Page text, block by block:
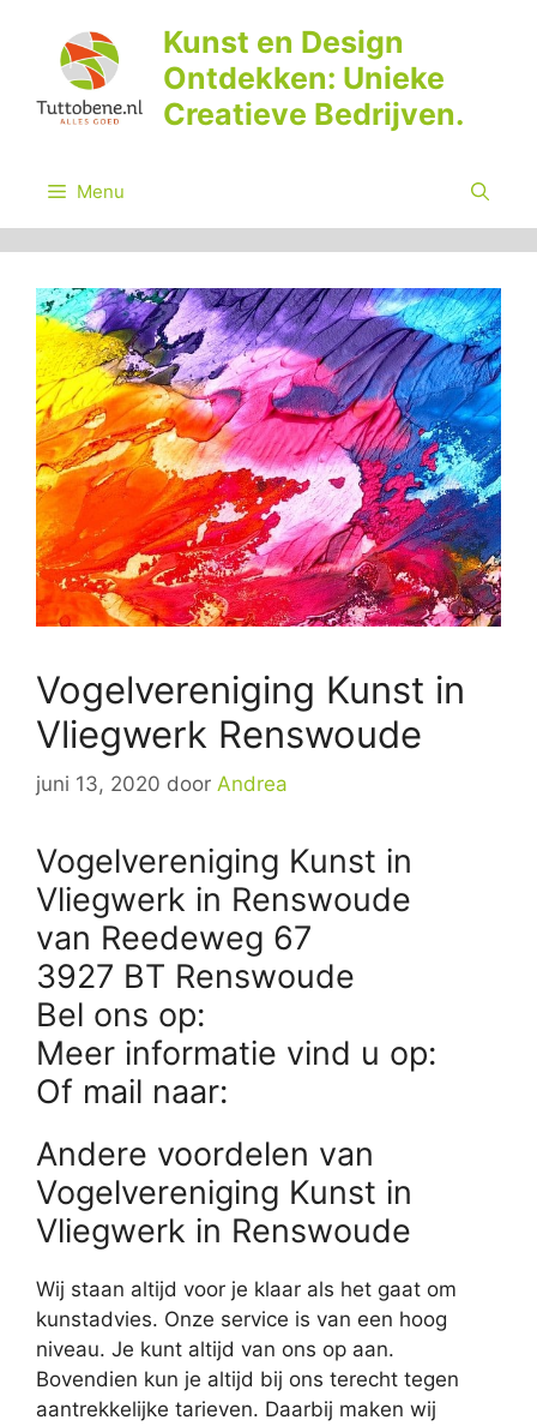
inhoud
Kunst en Design
Ontdekken: Unieke
Creatieve Bedrijven.
Menu
Vogelvereniging Kunst in
Vliegwerk Renswoude
juni 13, 2020 door Andrea
Vogelvereniging Kunst in
Vliegwerk in Renswoude
van Reedeweg 67
3927 BT Renswoude
Bel ons op:
Meer informatie vind u op:
Of mail naar:
Andere voordelen van
Vogelvereniging Kunst in
Vliegwerk in Renswoude
Wij staan altijd voor je klaar als het gaat om
kunstadvies. Onze service is van een hoog
niveau. Je kunt altijd van ons op aan.
Bovendien kun je altijd bij ons terecht tegen
aantrekkelijke tarieven. Daarbij maken wij